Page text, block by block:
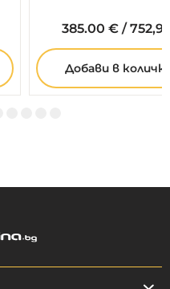
385.00 € /
Добави в